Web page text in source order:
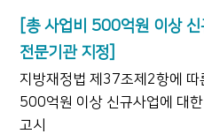
[총 사업비 500억원 이상
전문기관 지정]
지방재정법 제37조제2항에 따
500억원 이상 신규사업에 대
고시